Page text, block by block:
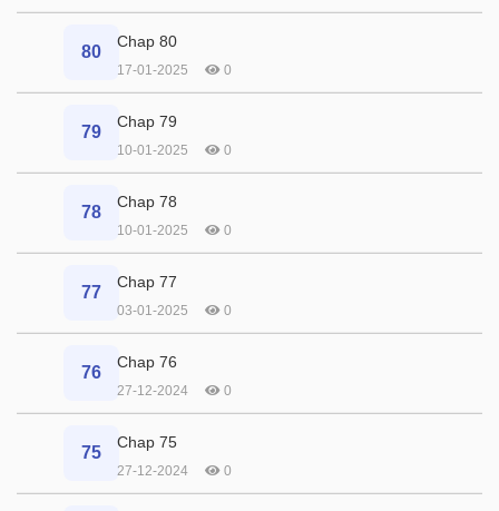
80
Chap 80
17-01-2025 0
79
Chap 79
10-01-2025 0
78
Chap 78
10-01-2025 0
77
Chap 77
03-01-2025 0
76
Chap 76
27-12-2024 0
75
Chap 75
27-12-2024 0